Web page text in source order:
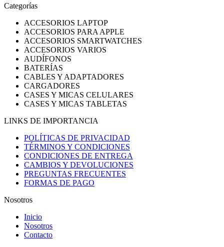
Categorías
ACCESORIOS LAPTOP
ACCESORIOS PARA APPLE
ACCESORIOS SMARTWATCHES
ACCESORIOS VARIOS
AUDÍFONOS
BATERÍAS
CABLES Y ADAPTADORES
CARGADORES
CASES Y MICAS CELULARES
CASES Y MICAS TABLETAS
LINKS DE IMPORTANCIA
POLÍTICAS DE PRIVACIDAD
TÉRMINOS Y CONDICIONES
CONDICIONES DE ENTREGA
CAMBIOS Y DEVOLUCIONES
PREGUNTAS FRECUENTES
FORMAS DE PAGO
Nosotros
Inicio
Nosotros
Contacto